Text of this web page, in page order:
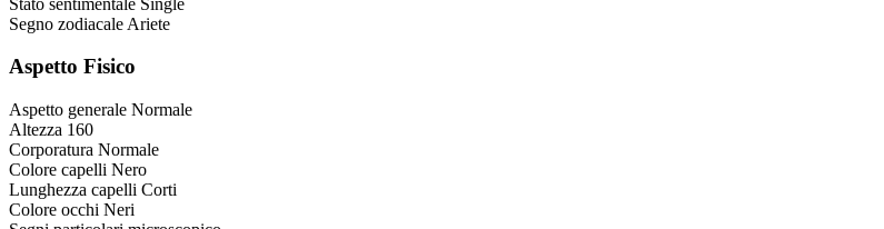
Segno zodiacale Ariete
Aspetto Fisico
Aspetto generale Normale
Altezza 160
Corporatura Normale
Colore capelli Nero
Lunghezza capelli Corti
Colore occhi Neri